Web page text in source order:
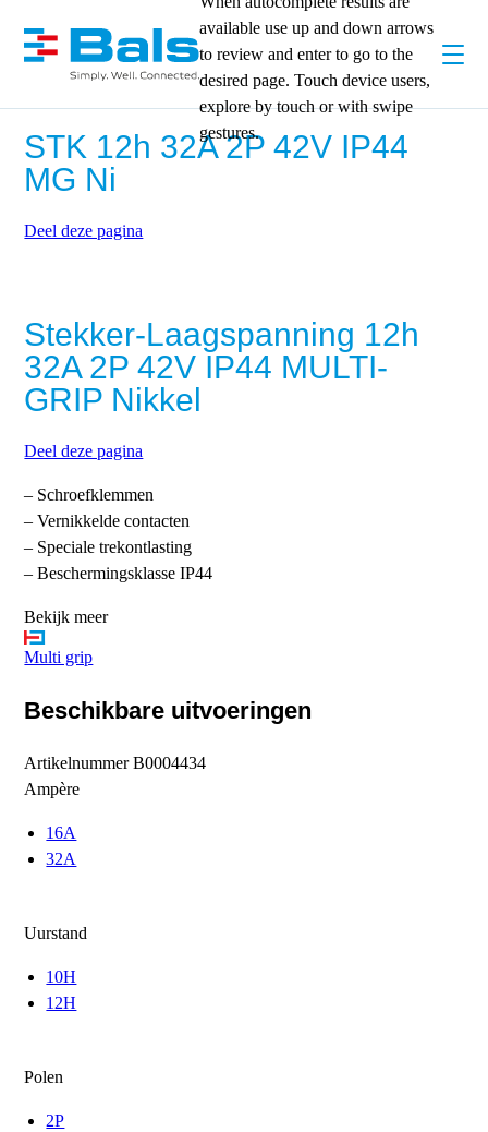
available use up and down arrows
to review and enter to go to the
desired page. Touch device users,
explore by touch or with swipe
gestures.
STK 12h 32A 2P 42V IP44
MG Ni
Deel deze pagina
Stekker-Laagspanning 12h
32A 2P 42V IP44 MULTI-
GRIP Nikkel
Deel deze pagina
– Schroefklemmen
– Vernikkelde contacten
– Speciale trekontlasting
– Beschermingsklasse IP44
Bekijk meer
Multi grip
Beschikbare uitvoeringen
ArtikelnummerB0004434
Ampère
16A
32A
Uurstand
10H
12H
Polen
2P